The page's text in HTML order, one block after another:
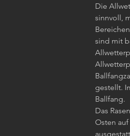
Die
sinnvoll,
sind mit
gestellt.
Ballfang.
Das
Osten